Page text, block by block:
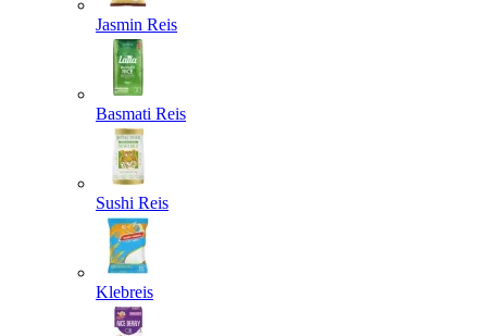
Jasmin Reis
Basmati Reis
Sushi Reis
Klebreis